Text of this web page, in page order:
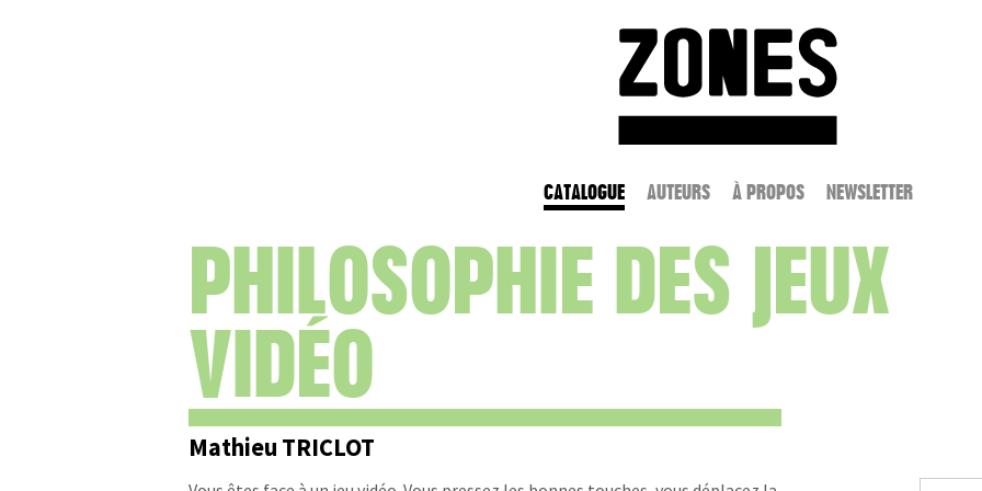
contenu
Home
CATALOGUE AUTEURS À PROPOS NEWSLETTER
PHILOSOPHIE DES JEUX
VIDÉO
Mathieu TRICLOT